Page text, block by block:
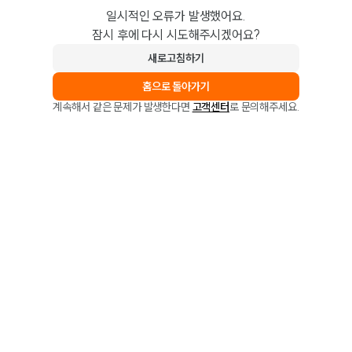
일시적인 오류가 발생했어요.
잠시 후에 다시 시도해주시겠어요?
새로고침하기
홈으로 돌아가기
계속해서 같은 문제가 발생한다면 고객센터로 문의해주세요.